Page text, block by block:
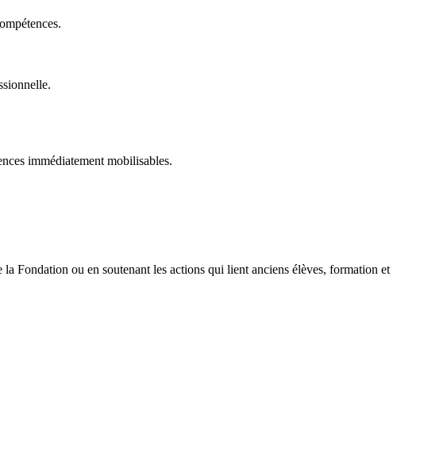
immédiatement mobilisables.
Fondation ou en soutenant les actions qui lient anciens élèves, formation et